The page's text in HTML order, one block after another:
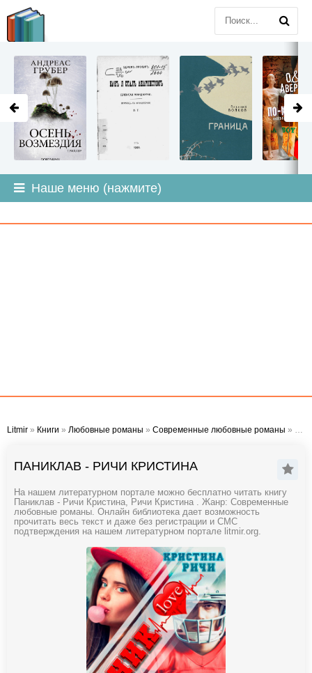
Наше меню (нажмите)
Litmir » Книги » Любовные романы » Современные любовные романы » Паниклав - Ричи Кристина
ПАНИКЛАВ - РИЧИ КРИСТИНА
На нашем литературном портале можно бесплатно читать книгу
Паниклав - Ричи Кристина, Ричи Кристина . Жанр: Современные
любовные романы. Онлайн библиотека дает возможность
прочитать весь текст и даже без регистрации и СМС
подтверждения на нашем литературном портале litmir.org.
LITMIR.ORG